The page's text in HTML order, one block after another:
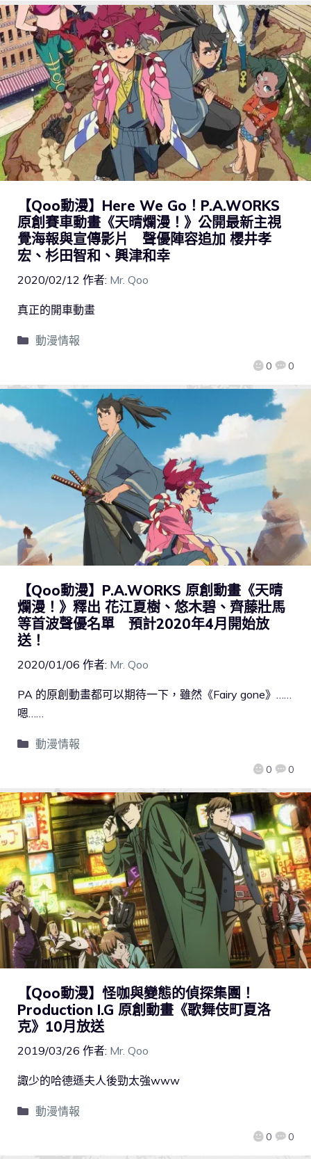
【Qoo動漫】Here We Go！P.A.WORKS
原創賽車動畫《天晴爛漫！》公開最新主視
覺海報與宣傳影片 聲優陣容追加 櫻井孝
宏、杉田智和、興津和幸
2020/02/12 作者: Mr. Qoo
0 0
真正的開車動畫
動漫情報
【Qoo動漫】P.A.WORKS 原創動畫《天晴
爛漫！》釋出 花江夏樹、悠木碧、齊藤壯馬
等首波聲優名單 預計2020年4月開始放
送！
2020/01/06 作者: Mr. Qoo
0 0
PA 的原創動畫都可以期待一下，雖然《Fairy gone》……
嗯……
動漫情報
【Qoo動漫】怪咖與變態的偵探集團！
Production I.G 原創動畫《歌舞伎町夏洛
克》10月放送
2019/03/26 作者: Mr. Qoo
0 0
諏少的哈德遜夫人後勁太強www
動漫情報